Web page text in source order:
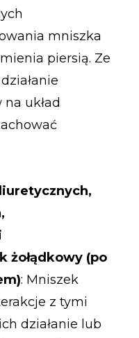
mniszka
piersią. Ze
układ
żołądkowy (po
: Mniszek
z tymi
działanie lub